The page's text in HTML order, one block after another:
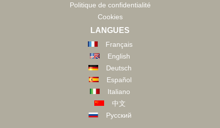
Politique de confidentialité
Cookies
LANGUES
Français
English
Deutsch
Español
Italiano
中文
Русский